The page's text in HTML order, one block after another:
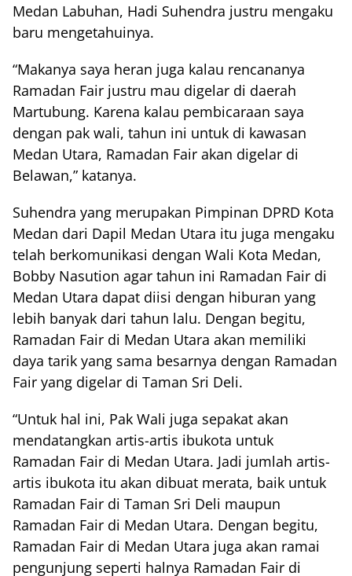
Medan Labuhan, Hadi Suhendra justru mengaku
baru mengetahuinya.
“Makanya saya heran juga kalau rencananya
Ramadan Fair justru mau digelar di daerah
Martubung. Karena kalau pembicaraan saya
dengan pak wali, tahun ini untuk di kawasan
Medan Utara, Ramadan Fair akan digelar di
Belawan,” katanya.
Suhendra yang merupakan Pimpinan DPRD Kota
Medan dari Dapil Medan Utara itu juga mengaku
telah berkomunikasi dengan Wali Kota Medan,
Bobby Nasution agar tahun ini Ramadan Fair di
Medan Utara dapat diisi dengan hiburan yang
lebih banyak dari tahun lalu. Dengan begitu,
Ramadan Fair di Medan Utara akan memiliki
daya tarik yang sama besarnya dengan Ramadan
Fair yang digelar di Taman Sri Deli.
“Untuk hal ini, Pak Wali juga sepakat akan
mendatangkan artis-artis ibukota untuk
Ramadan Fair di Medan Utara. Jadi jumlah artis-
artis ibukota itu akan dibuat merata, baik untuk
Ramadan Fair di Taman Sri Deli maupun
Ramadan Fair di Medan Utara. Dengan begitu,
Ramadan Fair di Medan Utara juga akan ramai
pengunjung seperti halnya Ramadan Fair di